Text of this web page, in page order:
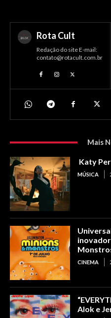
Rota Cult
Redação do site E-mail:
contato@rotacult.com.br
Mais
Katy
MÚSICA
CINEMA
Alok e